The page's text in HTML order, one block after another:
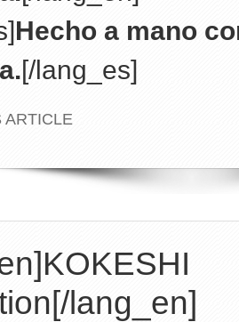
Hecho a mano
[/lang_es]
ARTICLE
lang_en]